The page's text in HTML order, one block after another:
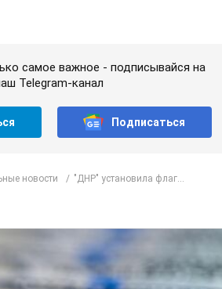
к новому курсу доллара:
чего ожидать в